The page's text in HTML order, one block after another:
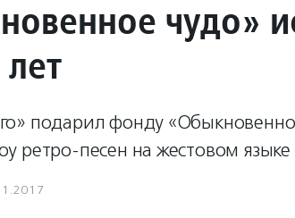
чудо»
подарил фонду
ретро-песен на жестовом